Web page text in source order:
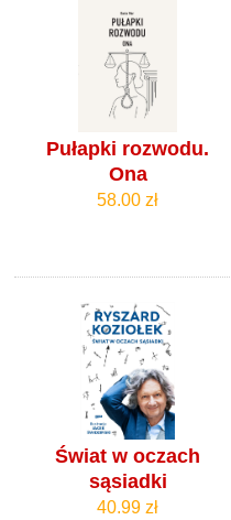
Pułapki rozwodu.
Ona
58.00 zł
Świat w oczach
sąsiadki
40.99 zł